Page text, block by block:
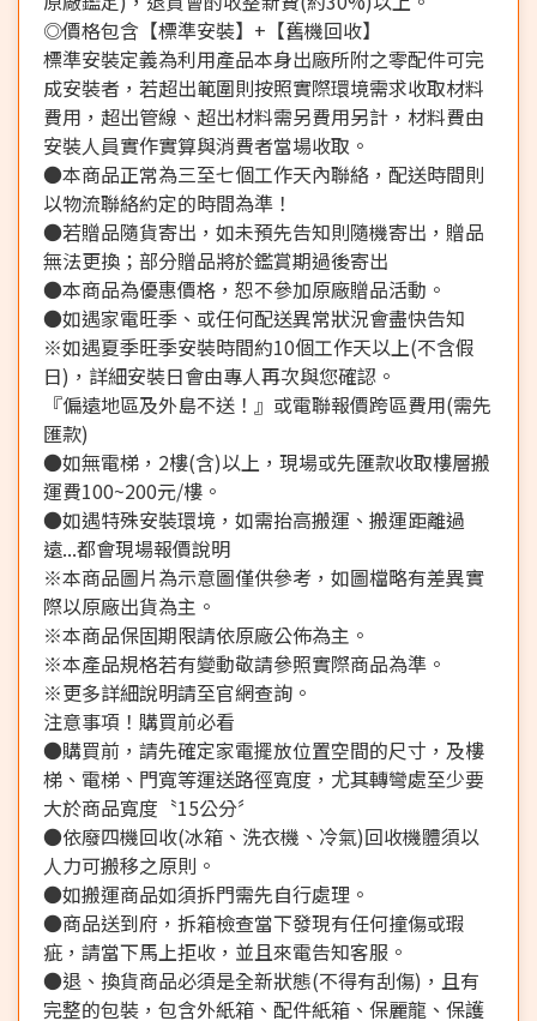
◎價格包含【標準安裝】+【舊機回收】
標準安裝定義為利用產品本身出廠所附之零配件可完
成安裝者，若超出範圍則按照實際環境需求收取材料
費用，超出管線、超出材料需另費用另計，材料費由
安裝人員實作實算與消費者當場收取。
●本商品正常為三至七個工作天內聯絡，配送時間則
以物流聯絡約定的時間為準！
●若贈品隨貨寄出，如未預先告知則隨機寄出，贈品
無法更換；部分贈品將於鑑賞期過後寄出
●本商品為優惠價格，恕不參加原廠贈品活動。
●如遇家電旺季、或任何配送異常狀況會盡快告知
※如遇夏季旺季安裝時間約10個工作天以上(不含假
日)，詳細安裝日會由專人再次與您確認。
『偏遠地區及外島不送！』或電聯報價跨區費用(需先
匯款)
●如無電梯，2樓(含)以上，現場或先匯款收取樓層搬
運費100~200元/樓。
●如遇特殊安裝環境，如需抬高搬運、搬運距離過
遠...都會現場報價說明
※本商品圖片為示意圖僅供參考，如圖檔略有差異實
際以原廠出貨為主。
※本商品保固期限請依原廠公佈為主。
※本產品規格若有變動敬請參照實際商品為準。
※更多詳細說明請至官網查詢。
注意事項！購買前必看
●購買前，請先確定家電擺放位置空間的尺寸，及樓
梯、電梯、門寬等運送路徑寬度，尤其轉彎處至少要
大於商品寬度〝15公分〞
●依廢四機回收(冰箱、洗衣機、冷氣)回收機體須以
人力可搬移之原則。
●如搬運商品如須拆門需先自行處理。
●商品送到府，拆箱檢查當下發現有任何撞傷或瑕
疵，請當下馬上拒收，並且來電告知客服。
●退、換貨商品必須是全新狀態(不得有刮傷)，且有
完整的包裝，包含外紙箱、配件紙箱、保麗龍、保護